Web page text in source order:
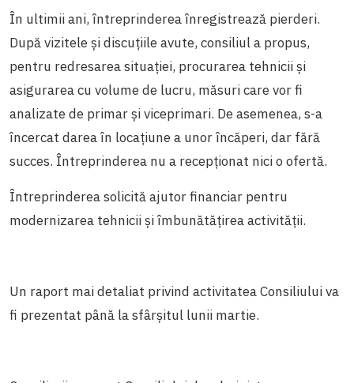
În ultimii ani, întreprinderea înregistrează pierderi.
După vizitele și discuțiile avute, consiliul a propus,
pentru redresarea situației, procurarea tehnicii și
asigurarea cu volume de lucru, măsuri care vor fi
analizate de primar și viceprimari. De asemenea, s-a
încercat darea în locațiune a unor încăperi, dar fără
succes. Întreprinderea nu a recepționat nici o ofertă.
Întreprinderea solicită ajutor financiar pentru
modernizarea tehnicii și îmbunătățirea activității.
Un raport mai detaliat privind activitatea Consiliului va
fi prezentat până la sfârșitul lunii martie.